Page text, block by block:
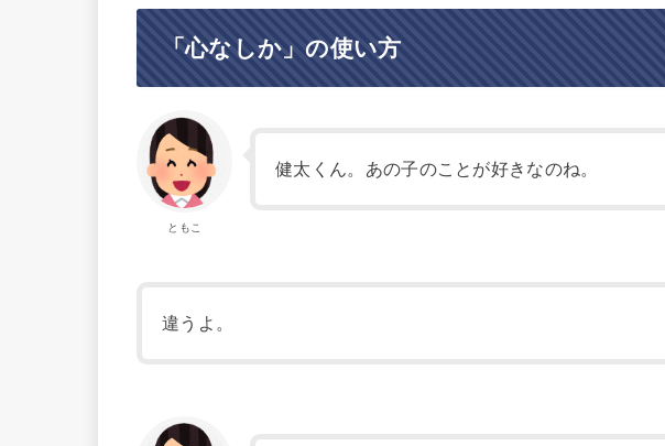
「心なしか」の使い方
ともこ
健太くん。あの子のことが好きなのね。
違うよ。